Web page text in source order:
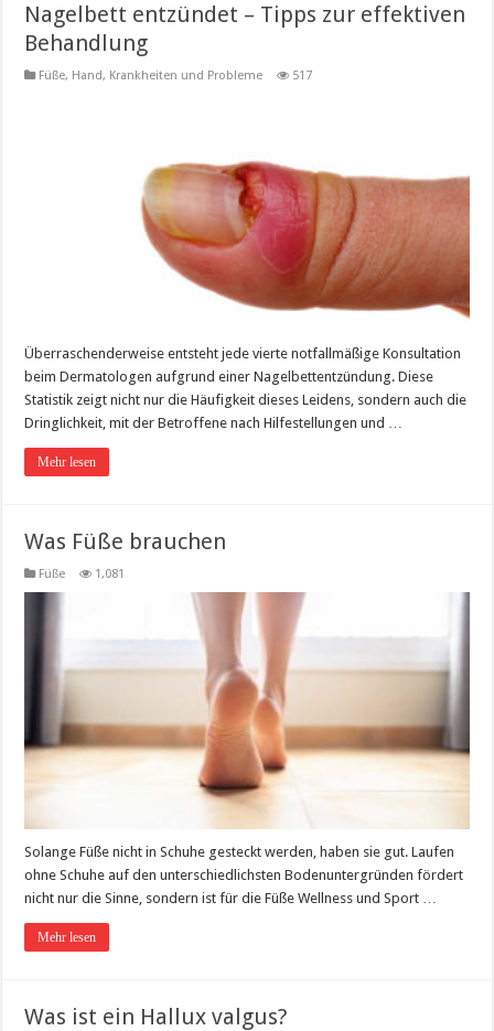
Nagelbett entzündet – Tipps zur effektiven
Behandlung
Füße, Hand, Krankheiten und Probleme 517
Überraschenderweise entsteht jede vierte notfallmäßige Konsultation
beim Dermatologen aufgrund einer Nagelbettentzündung. Diese
Statistik zeigt nicht nur die Häufigkeit dieses Leidens, sondern auch die
Dringlichkeit, mit der Betroffene nach Hilfestellungen und …
Mehr lesen
Was Füße brauchen
Füße 1,081
Solange Füße nicht in Schuhe gesteckt werden, haben sie gut. Laufen
ohne Schuhe auf den unterschiedlichsten Bodenuntergründen fördert
nicht nur die Sinne, sondern ist für die Füße Wellness und Sport …
Mehr lesen
Was ist ein Hallux valgus?